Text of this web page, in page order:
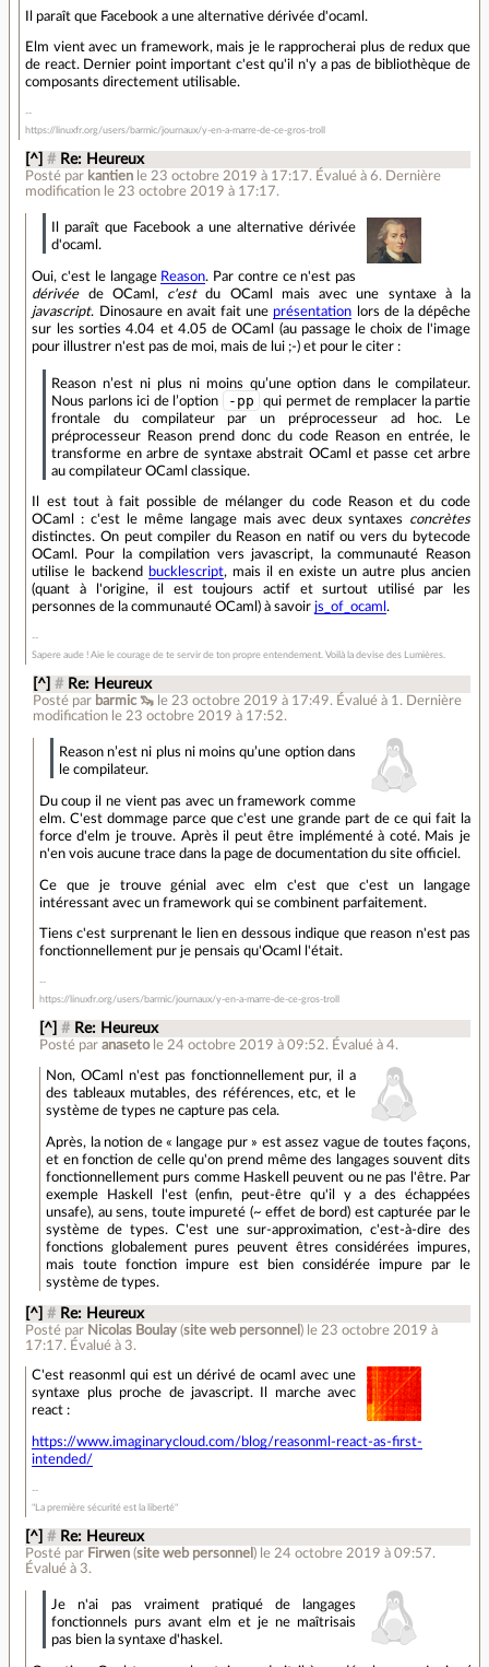
Il paraît que Facebook a une alternative dérivée d'ocaml.
Elm vient avec un framework, mais je le rapprocherai plus de redux que
de react. Dernier point important c'est qu'il n'y a pas de bibliothèque de
composants directement utilisable.
https://linuxfr.org/users/barmic/journaux/y-en-a-marre-de-ce-gros-troll
[^] # Re: Heureux
Posté par kantien le 23 octobre 2019 à 17:17. Évalué à6.
Dernière
modification le 23 octobre 2019 à 17:17.
Il paraît que Facebook a une alternative dérivée
d'ocaml.
Oui, c'est le langage Reason. Par contre ce n'est pas
dérivéede OCaml, c'estdu OCaml mais avec une syntaxe à la
javascript. Dinosaure en avait fait une présentation lors de la dépêche
sur les sorties 4.04 et 4.05 de OCaml (au passage le choix de l'image
pour illustrer n'est pas de moi, mais de lui ;-) et pour le citer :
Reason n’est ni plus ni moins qu’une option dans le compilateur.
Nous parlons ici de l’option
-pp
qui permet de remplacer la partie
frontale du compilateur par un préprocesseur ad hoc. Le
préprocesseur Reason prend donc du code Reason en entrée, le
transforme en arbre de syntaxe abstrait OCaml et passe cet arbre
au compilateur OCaml classique.
Il est tout à fait possible de mélanger du code Reason et du code
OCaml : c'est le même langage mais avec deux syntaxes concrètes
distinctes. On peut compiler du Reason en natif ou vers du bytecode
OCaml. Pour la compilation vers javascript, la communauté Reason
utilise le backend
bucklescript, mais il en existe un autre plus ancien
(quant à l'origine, il est toujours actif et surtout utilisé par les
personnes de la communauté OCaml) à savoir js_of_ocaml.
Sapere aude ! Aie le courage de te servir de ton propre entendement. Voilà la devise des Lumières.
[^] # Re: Heureux
Posté par barmic 🦦 le 23 octobre 2019 à 17:49. Évalué à 1 . Dernière
modification le 23 octobre 2019 à 17:52.
Reason n’est ni plus ni moins qu’une option dans
le compilateur.
Du coup il ne vient pas avec un framework comme
elm. C'est dommage parce que c'est une grande part de ce qui fait la
force d'elm je trouve. Après il peut être implémenté à coté. Mais je
n'en vois aucune trace dans la page de documentation du site officiel.
Ce que je trouve génial avec elm c'est que c'est un langage
intéressant avec un framework qui se combinent parfaitement.
Tiens c'est surprenant le lien en dessous indique que reason n'est pas
fonctionnellement pur je pensais qu'Ocaml l'était.
https://linuxfr.org/users/barmic/journaux/y-en-a-marre-de-ce-gros-troll
[^] # Re: Heureux
Posté paranaseto le 24 octobre 2019 à 09:52. Évalué à4.
Non, OCaml n'est pas fonctionnellement pur, il a
des tableaux mutables, des références, etc, et le
système de types ne capture pas cela.
Après, la notion de « langage pur » est assez vague de toutes façons,
et en fonction de celle qu'on prend même des langages souvent dits
fonctionnellement purs comme Haskell peuvent ou ne pas l'être. Par
exemple Haskell l'est (enfin, peut-être qu'il y a des échappées
unsafe), au sens, toute impureté (~ effet de bord) est capturée par le
système de types. C'est une sur-approximation, c'est-à-dire des
fonctions globalement pures peuvent êtres considérées impures,
mais toute fonction impure est bien considérée impure par le
système de types.
[^] # Re: Heureux
Posté par Nicolas Boulay (site web personnel ) le 23 octobre 2019 à
17:17. Évalué à 3.
C'est reasonml qui est un dérivé de ocaml avec une
syntaxe plus proche de javascript. Il marche avec
react :
https://www.imaginarycloud.com/blog/reasonml-react-as-first-
intended/
"La première sécurité est la liberté"
[^] # Re: Heureux
Posté par Firwen (site web personnel ) le 24 octobre 2019 à 09:57.
Évalué à 3.
Je n'ai pas vraiment pratiqué de langages
fonctionnels purs avant elm et je ne maîtrisais
pas bien la syntaxe d'haskel.